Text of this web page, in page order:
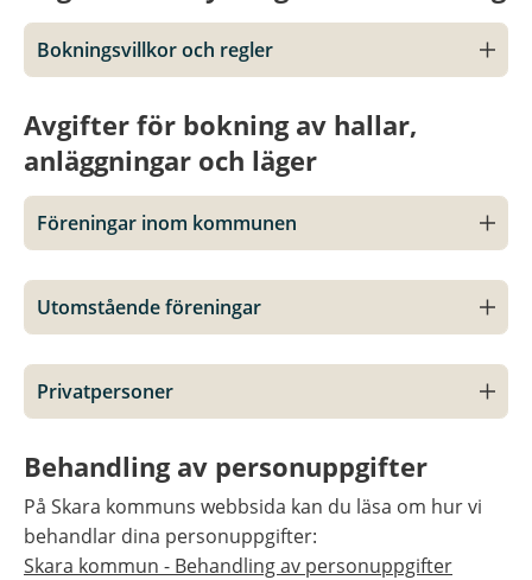
Bokningsvillkor och regler
Avgifter för bokning av hallar,
anläggningar och läger
Föreningar inom kommunen
Utomstående föreningar
Privatpersoner
Behandling av personuppgifter
På Skara kommuns webbsida kan du läsa om hur vi
behandlar dina personuppgifter:
Skara kommun - Behandling av personuppgifter